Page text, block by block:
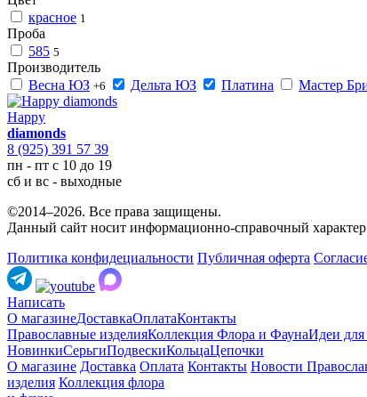
красное 1
Проба
585 5
Производитель
Весна ЮЗ +6 Дельта ЮЗ Платина Мастер
Happy
diamonds
8 (925) 391 57 39
пн - пт с 10 до 19
сб и вс - выходные
©2014–2026. Все права защищены.
Данный сайт носит информационно-справочный
Политика конфидециальности Публичная оферта
Написать
О магазинеДоставкаОплатаКонтакты
Православные изделияКоллекция Флора и ФаунаИдеи для
НовинкиСерьгиПодвескиКольцаЦепочки
О магазине Доставка Оплата Контакты Новости
изделия Коллекция флора